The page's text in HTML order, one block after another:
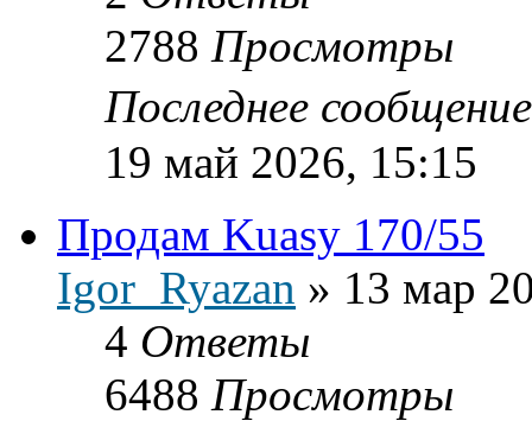
2788 Просмотры
Последнее
19 май 2026, 15:15
Продам Kuasy 170/55
Igor_Ryazan » 13 мар
4 Ответы
6488 Просмотры